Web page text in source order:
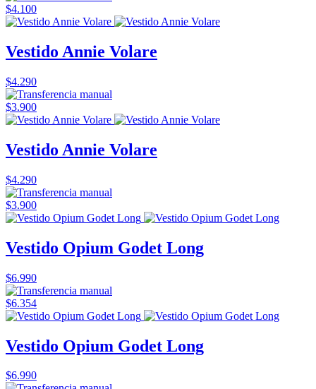
$4.100
Vestido Annie Volare
$4.290
$3.900
Vestido Annie Volare
$4.290
$3.900
Vestido Opium Godet Long
$6.990
$6.354
Vestido Opium Godet Long
$6.990